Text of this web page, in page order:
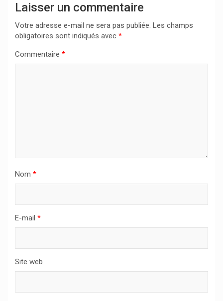
Laisser un commentaire
Votre adresse e-mail ne sera pas publiée. Les champs
obligatoires sont indiqués avec *
Commentaire *
Nom *
E-mail *
Site web